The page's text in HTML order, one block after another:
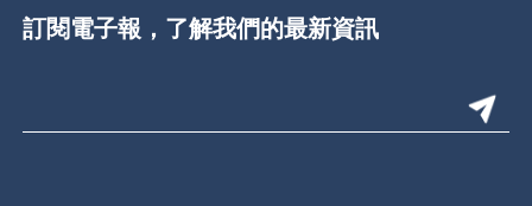
訂閱電子報，了解我們的最新資訊